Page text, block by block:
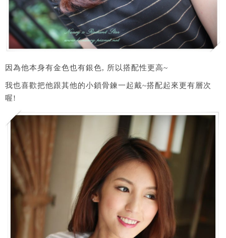
因為他本身有金色也有銀色, 所以搭配性更高~
我也喜歡把他跟其他的小鎖骨鍊一起戴~搭配起來更有層次
喔!